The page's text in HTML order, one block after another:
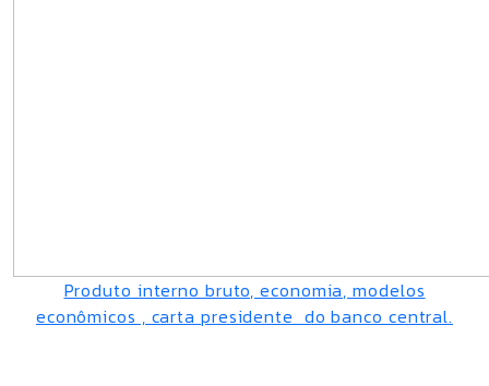
Produto interno bruto, economia, modelos
econômicos , carta presidente do banco central.